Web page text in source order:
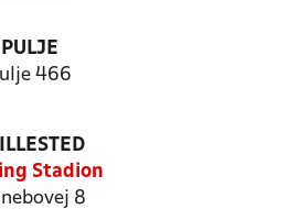
PULJE
466
Stadion
8